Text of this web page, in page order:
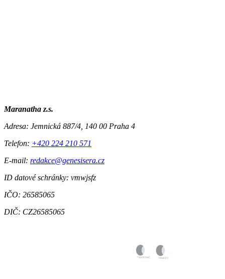
Maranatha z.s.
Adresa: Jemnická 887/4, 140 00 Praha 4
Telefon: +420 224 210 571
E-mail: redakce@genesisera.cz
ID datové schránky: vmwjsfz
IČO: 26585065
DIČ: CZ26585065